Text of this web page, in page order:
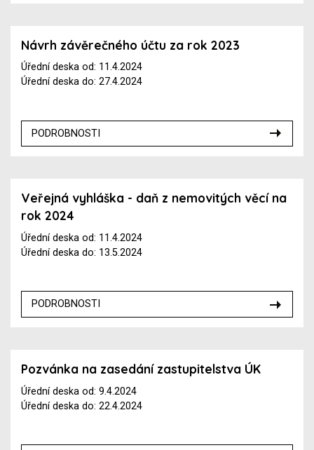
Návrh závěrečného účtu za rok 2023
Úřední deska od: 11.4.2024
Úřední deska do: 27.4.2024
PODROBNOSTI
Veřejná vyhláška - daň z nemovitých věcí na
rok 2024
Úřední deska od: 11.4.2024
Úřední deska do: 13.5.2024
PODROBNOSTI
Pozvánka na zasedání zastupitelstva ÚK
Úřední deska od: 9.4.2024
Úřední deska do: 22.4.2024